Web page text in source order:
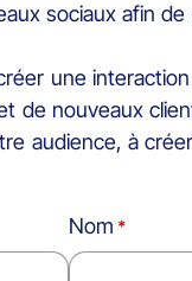
sociaux afin
une
de nouveaux
audience, à
Nom